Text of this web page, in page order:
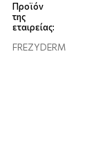
Προϊόν
της
εταιρείας:
FREZYDERM